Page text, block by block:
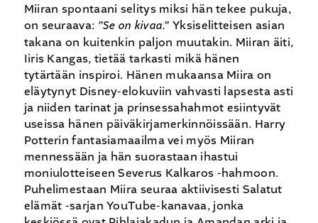
Miiran spontaani selitys miksi hän tekee pukuja,
on seuraava: ”Se on kivaa.” Yksiselitteisen asian
takana on kuitenkin paljon muutakin. Miiran äiti,
Iiris Kangas, tietää tarkasti mikä hänen
tytärtään inspiroi. Hänen mukaansa Miira on
eläytynyt Disney-elokuviin vahvasti lapsesta asti
ja niiden tarinat ja prinsessahahmot esiintyvät
useissa hänen päiväkirjamerkinnöissään. Harry
Potterin fantasiamaailma vei myös Miiran
mennessään ja hän suorastaan ihastui
moniulotteiseen Severus Kalkaros -hahmoon.
Puhelimestaan Miira seuraa aktiivisesti Salatut
elämät -sarjan YouTube-kanavaa, jonka